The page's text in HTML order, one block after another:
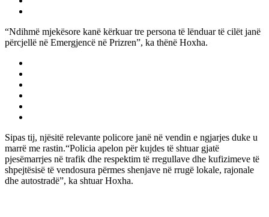
“Ndihmë mjekësore kanë kërkuar tre persona të lënduar të cilët janë
përcjellë në Emergjencë në Prizren”, ka thënë Hoxha.
Sipas tij, njësitë relevante policore janë në vendin e ngjarjes duke u
marrë me rastin.“Policia apelon për kujdes të shtuar gjatë
pjesëmarrjes në trafik dhe respektim të rregullave dhe kufizimeve të
shpejtësisë të vendosura përmes shenjave në rrugë lokale, rajonale
dhe autostradë”, ka shtuar Hoxha.